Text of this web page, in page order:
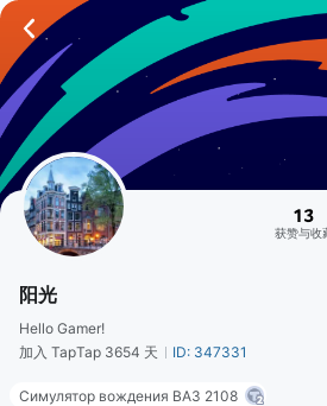
13
获赞与收
阳光
Hello Gamer!
加入 TapTap 3654 天
ID: 347331
Симулятор вождения ВАЗ 2108